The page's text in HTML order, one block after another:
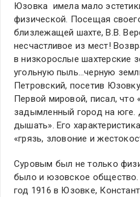
Юзовка имела мало
физической. Посещая
близлежащей шахте, В.В.
несчастливое из мест!
в низкорослые шахтерские
угольную пыль…черную
Петровский, посетив
Первой мировой, писал,
задымленный город на
дышать». Его
«грязь, зловоние и
Суровым был не только
было и юзовское
год 1916 в Юзовке,